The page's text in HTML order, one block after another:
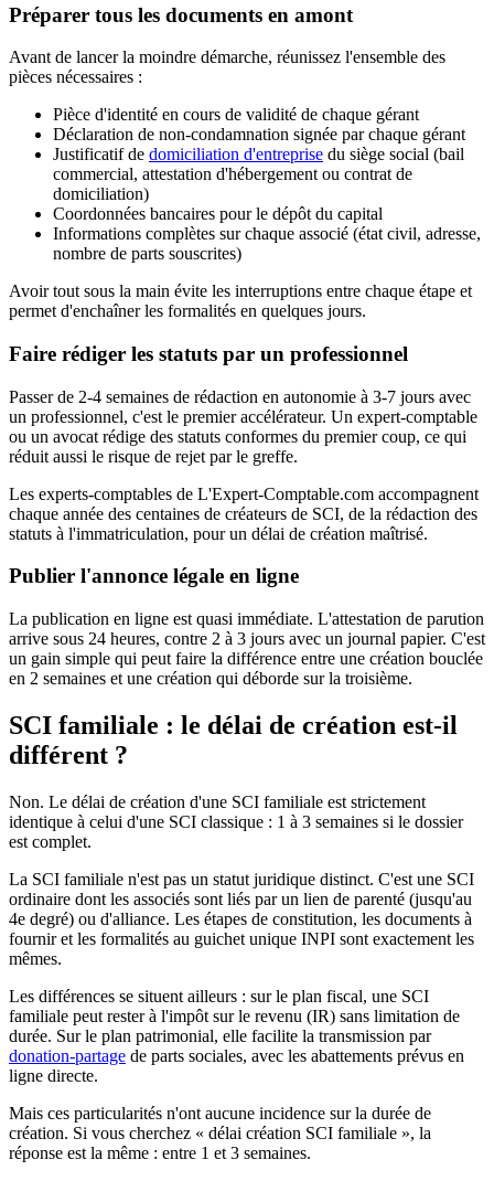
Préparer tous les documents en amont
Avant de lancer la moindre démarche, réunissez l'ensemble des
pièces nécessaires :
Pièce d'identité en cours de validité de chaque gérant
Déclaration de non-condamnation signée par chaque gérant
Justificatif de domiciliation d'entreprise du siège social (bail
commercial, attestation d'hébergement ou contrat de
domiciliation)
Coordonnées bancaires pour le dépôt du capital
Informations complètes sur chaque associé (état civil, adresse,
nombre de parts souscrites)
Avoir tout sous la main évite les interruptions entre chaque étape et
permet d'enchaîner les formalités en quelques jours.
Faire rédiger les statuts par un professionnel
Passer de 2-4 semaines de rédaction en autonomie à 3-7 jours avec
un professionnel, c'est le premier accélérateur. Un expert-comptable
ou un avocat rédige des statuts conformes du premier coup, ce qui
réduit aussi le risque de rejet par le greffe.
Les experts-comptables de L'Expert-Comptable.com accompagnent
chaque année des centaines de créateurs de SCI, de la rédaction des
statuts à l'immatriculation, pour un délai de création maîtrisé.
Publier l'annonce légale en ligne
La publication en ligne est quasi immédiate. L'attestation de parution
arrive sous 24 heures, contre 2 à 3 jours avec un journal papier. C'est
un gain simple qui peut faire la différence entre une création bouclée
en 2 semaines et une création qui déborde sur la troisième.
SCI familiale : le délai de création est-il
différent ?
Non. Le délai de création d'une SCI familiale est strictement
identique à celui d'une SCI classique : 1 à 3 semaines si le dossier
est complet.
La SCI familiale n'est pas un statut juridique distinct. C'est une SCI
ordinaire dont les associés sont liés par un lien de parenté (jusqu'au
4e degré) ou d'alliance. Les étapes de constitution, les documents à
fournir et les formalités au guichet unique INPI sont exactement les
mêmes.
Les différences se situent ailleurs : sur le plan fiscal, une SCI
familiale peut rester à l'impôt sur le revenu (IR) sans limitation de
durée. Sur le plan patrimonial, elle facilite la transmission par
donation-partage de parts sociales, avec les abattements prévus en
ligne directe.
Mais ces particularités n'ont aucune incidence sur la durée de
création. Si vous cherchez « délai création SCI familiale », la
réponse est la même : entre 1 et 3 semaines.